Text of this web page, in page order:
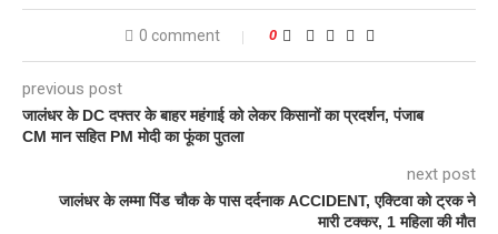
0 comment 0
previous post
जालंधर के DC दफ्तर के बाहर महंगाई को लेकर किसानों का प्रदर्शन, पंजाब
CM मान सहित PM मोदी का फूंका पुतला
next post
जालंधर के लम्मा पिंड चौक के पास दर्दनाक ACCIDENT, एक्टिवा को ट्रक ने
मारी टक्कर, 1 महिला की मौत